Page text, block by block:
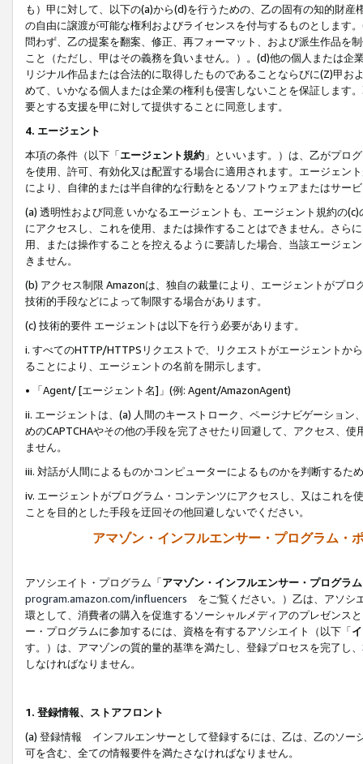
も）甲に対して、以下の(a)から(d)を行うための、乙の固有の知的財
の自由に譲渡が可能な権利およびライセンスを付与するものとします
問わず、乙の提案を翻案、修正、再フォーマット、および派生作品を
こと（ただし、甲はその義務を負いません。）。(d)他の個人または
リジナル作品または合法的に取得したものであることならびに(Z)甲
めて、いかなる個人または企業の権利も侵害しないことを保証します
要とする支援を甲に対して提供することに同意します。
4. エージェント
本項の条件（以下「エージェント規約 」といいます。）は、乙がプロ
を使用、許可、有効化又は配置する場合に適用されます。エージェン
により、自律的または半自律的な行動をとるソフトウェアまたはサー
(a) 透明性および同意 いかなるエージェントも、エージェント規約の
にアクセスし、これを使用、または操作することはできません。さら
用、または操作することを控えるように要請した場合、当該エージェ
きません。
(b) アクセス制限 Amazonは、独自の裁量により、エージェントがプ
技術的手段などによって制限する場合があります。
(c) 技術的要件 エージェントは以下を行う必要があります。
i. すべてのHTTP/HTTPSリクエストで、リクエストがエージェントか
ることにより、エージェントの名前を開示します。
• 「Agent/ [エージェント名]」(例: Agent/AmazonAgent)
ii. エージェントは、(a) 人間のキーストローク、ページナビゲーショ
めのCAPTCHAやその他の手段を完了させたり回避して、アクセス、
ません。
iii. 対話が人間によるものかコンピューターによるものかを判断するた
iv. エージェントがプログラム・コンテンツにアクセスし、又はこれ
ことを目的とした手段を迂回その他回避しないでください。
アマゾン・インフルエンサー・プログラム・
アソシエイト・プログラム「アマゾン・インフルエンサー・プログラム
program.amazon.com/influencers をご覧ください。）乙は、アソシ
環として、消費者の購入を促進するソーシャルメディアのプレゼンス
ー・プログラムに参加するには、資格を有するアソシエイト（以下「
す。）は、アマゾンの質的量的基準を満たし、登録プロセスを完了し、
しなければなりません。
1. 登録情報、ストアフロント
(a) 登録情報 インフルエンサーとして登録するには、乙は、乙のソー
可を含む、全ての情報要件を満たさなければなりません。